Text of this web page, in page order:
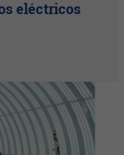
eléctricos